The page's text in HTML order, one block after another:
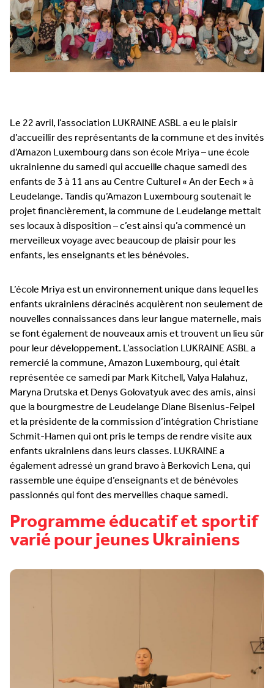
Le 22 avril, l’association LUKRAINE ASBL a eu le plaisir
d’accueillir des représentants de la commune et des invités
d’Amazon Luxembourg dans son école Mriya – une école
ukrainienne du samedi qui accueille chaque samedi des
enfants de 3 à 11 ans au Centre Culturel « An der Eech » à
Leudelange. Tandis qu’Amazon Luxembourg soutenait le
projet financièrement, la commune de Leudelange mettait
ses locaux à disposition – c’est ainsi qu’a commencé un
merveilleux voyage avec beaucoup de plaisir pour les
enfants, les enseignants et les bénévoles.
L’école Mriya est un environnement unique dans lequel les
enfants ukrainiens déracinés acquièrent non seulement de
nouvelles connaissances dans leur langue maternelle, mais
se font également de nouveaux amis et trouvent un lieu sûr
pour leur développement. L’association LUKRAINE ASBL a
remercié la commune, Amazon Luxembourg, qui était
représentée ce samedi par Mark Kitchell, Valya Halahuz,
Maryna Drutska et Denys Golovatyuk avec des amis, ainsi
que la bourgmestre de Leudelange Diane Bisenius-Feipel
et la présidente de la commission d’intégration Christiane
Schmit-Hamen qui ont pris le temps de rendre visite aux
enfants ukrainiens dans leurs classes. LUKRAINE a
également adressé un grand bravo à Berkovich Lena, qui
rassemble une équipe d’enseignants et de bénévoles
passionnés qui font des merveilles chaque samedi.
Programme éducatif et sportif
varié pour jeunes Ukrainiens